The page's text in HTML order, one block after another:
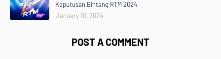
Keputusan Bintang RTM 2024
January 10, 2024
POST A COMMENT